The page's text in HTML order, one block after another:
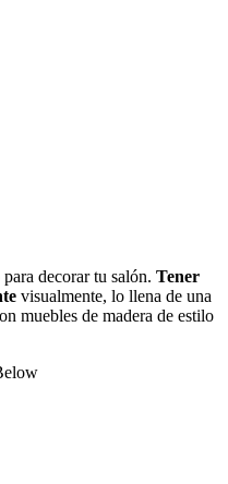
decorar tu salón. Tener
visualmente, lo llena de una
muebles de madera de estilo